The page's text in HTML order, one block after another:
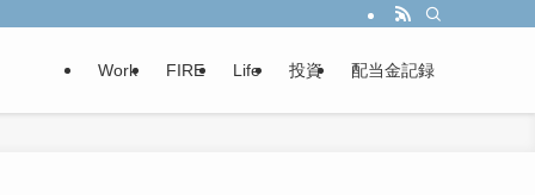
Work FIRE Life 投資 配当金記録